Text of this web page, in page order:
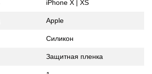
iPhone X | XS
Apple
Силикон
Защитная пленка